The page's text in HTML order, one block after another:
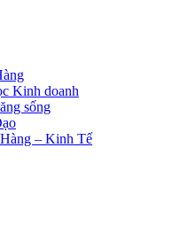
Kinh doanh
sống
– Kinh Tế